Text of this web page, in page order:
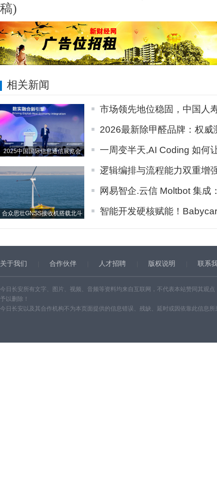
稿)
相关新闻
2025中国国际信息通信展览会
合众思壮GNSS接收机搭载北斗
市场领先地位稳固，中国人
2026最新除甲醛品牌：权威
一周变半天,AI Coding 如何
逻辑编排与流程能力双重增
网易智企.云信 Moltbot 集成
智能开发硬核赋能！
关于我们 合作伙伴 人才招聘 版权说明 联系
今日长安所有文字、图片、视频、音频等资料均来自互联网，不代表本站赞同其观
予以删除！
今日长安以及其合作机构不为本页面提供的信息错误、残缺、延时或因依靠此信息